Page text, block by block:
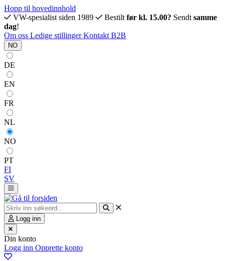
Hopp til hovedinnhold
VW-spesialist siden 1989
Bestilt før kl. 15.00? Sendt samme
dag!
Om oss Ledige stillingerKontakt B2B
NO
DE
EN
FR
NL
NO
PT
FI
SV
Logg inn
Din konto
Logg inn Opprette konto